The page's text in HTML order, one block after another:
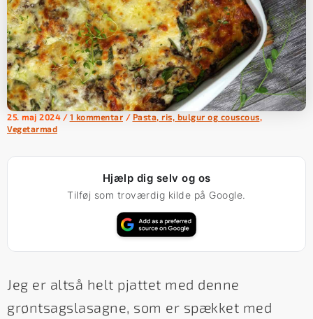
25. maj 2024 / 1 kommentar / Pasta, ris, bulgur og couscous
Vegetarmad
Hjælp dig selv og os
Tilføj som troværdig kilde på Google.
Jeg er altså helt pjattet med denne
grøntsagslasagne, som er spækket med